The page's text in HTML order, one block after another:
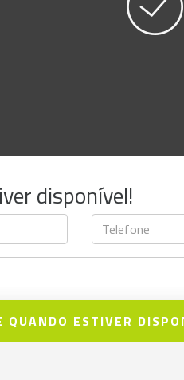
disponível!
QUANDO ESTIVER